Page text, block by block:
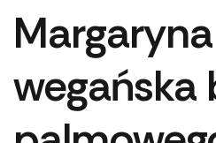
Margaryna
wegańska